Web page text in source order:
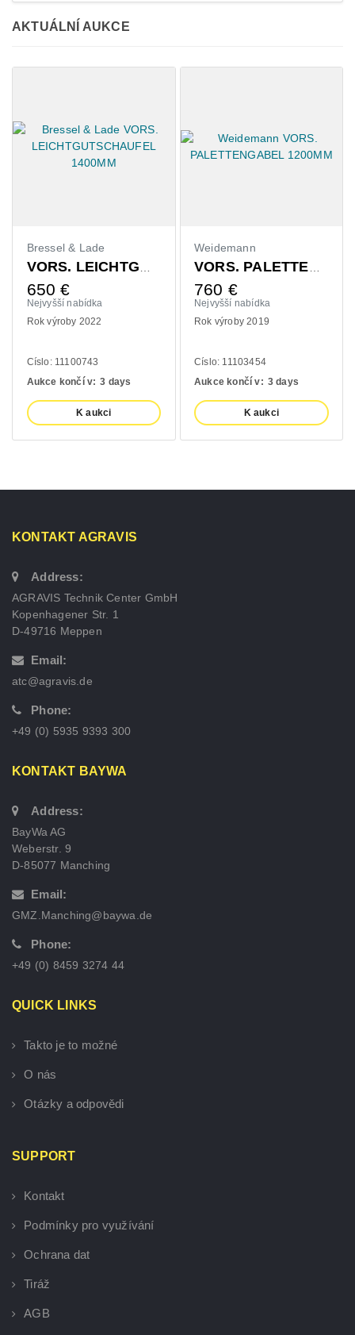
AKTUÁLNÍ AUKCE
Bressel & Lade
VORS. LEICHTGUTSCHAUFEL 1400MM
650 €
Nejvyšší nabídka
Rok výroby 2022
Císlo: 11100743
Aukce končí v: 3 days
K aukci
Weidemann
VORS. PALETTENGABEL 1200MM
760 €
Nejvyšší nabídka
Rok výroby 2019
Císlo: 11103454
Aukce končí v: 3 days
K aukci
KONTAKT AGRAVIS
Address:
AGRAVIS Technik Center GmbH
Kopenhagener Str. 1
D-49716 Meppen
Email:
atc@agravis.de
Phone:
+49 (0) 5935 9393 300
KONTAKT BAYWA
Address:
BayWa AG
Weberstr. 9
D-85077 Manching
Email:
GMZ.Manching@baywa.de
Phone:
+49 (0) 8459 3274 44
QUICK LINKS
Takto je to možné
O nás
Otázky a odpovědi
SUPPORT
Kontakt
Podmínky pro využívání
Ochrana dat
Tiráž
AGB